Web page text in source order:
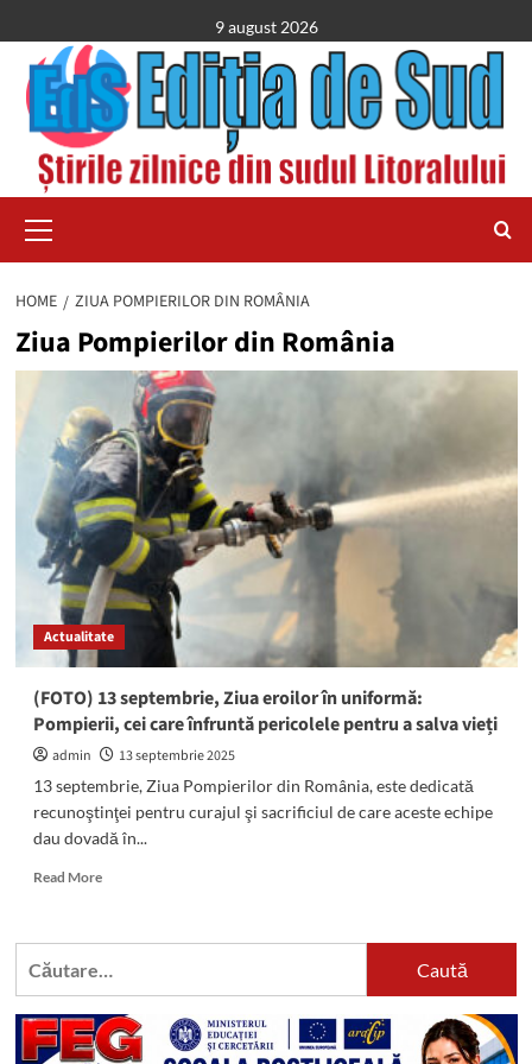
to
content
9 august 2026
Menu
HOME ZIUA POMPIERILOR DIN ROMÂNIA
Ziua Pompierilor din România
Actualitate
(FOTO) 13 septembrie, Ziua eroilor în uniformă:
Pompierii, cei care înfruntă pericolele pentru a salva vieți
admin
13 septembrie 2025
13 septembrie, Ziua Pompierilor din România, este dedicată
recunoştinţei pentru curajul şi sacrificiul de care aceste echipe
dau dovadă în...
Read MoreRead
(FOTO)
eroilor
în
Caută